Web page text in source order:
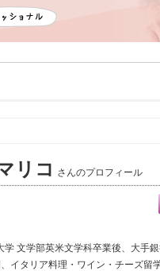
リコ さんのプロフィール
学 文学部英米文学科卒業後、大手
イタリア料理・ワイン・チーズ留学